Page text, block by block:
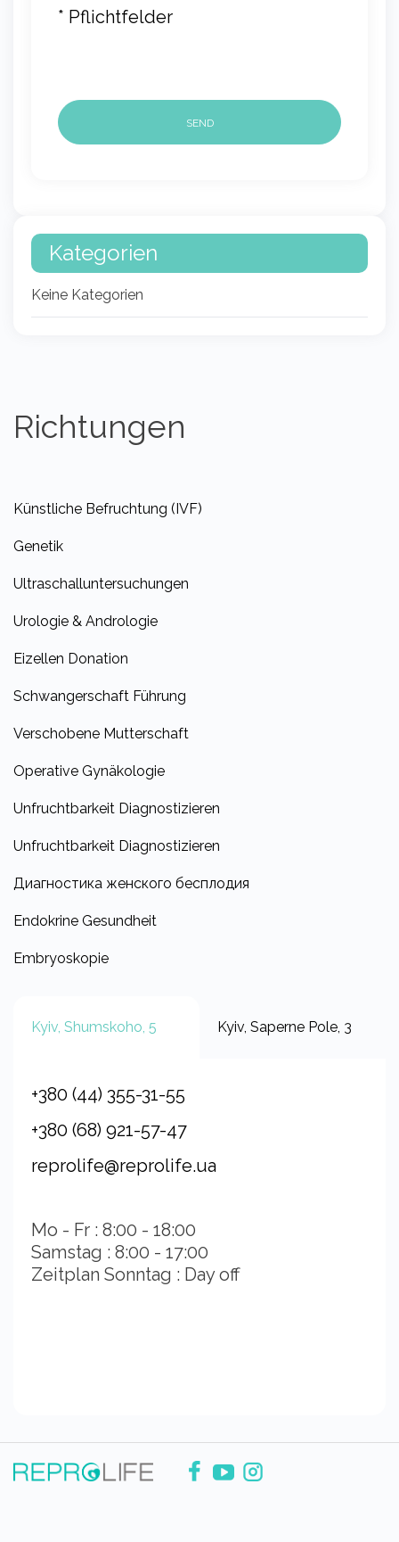
* Pflichtfelder
Kategorien
Keine Kategorien
Richtungen
Künstliche Befruchtung (IVF)
Genetik
Ultraschalluntersuchungen
Urologie & Andrologie
Eizellen Donation
Schwangerschaft Führung
Verschobene Mutterschaft
Operative Gynäkologie
Unfruchtbarkeit Diagnostizieren
Unfruchtbarkeit Diagnostizieren
Диагностика женского бесплодия
Endokrine Gesundheit
Embryoskopie
Kyiv, Shumskoho, 5 Kyiv, Saperne Pole, 3
+380 (44) 355-31-55
+380 (68) 921-57-47
reprolife@reprolife.ua
Mo - Fr : 8:00 - 18:00
Samstag : 8:00 - 17:00
Zeitplan Sonntag : Day off